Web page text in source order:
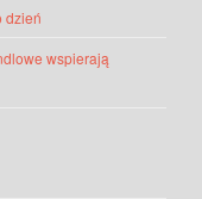
dzień
wspierają